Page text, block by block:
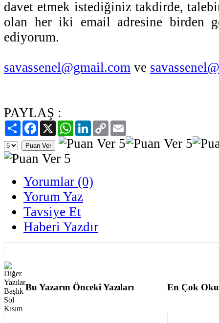
davet etmek istediğiniz takdirde,
olan her iki email adresine birden
ediyorum.
savassenel@gmail.com ve
PAYLAŞ :
PaylaşFacebook
X WhatsAppLinkedIn
Copy
Link
Yorumlar (0)
Yorum Yaz
Tavsiye Et
Haberi Yazdır
Bu Yazarın Önceki Yazıları En Çok